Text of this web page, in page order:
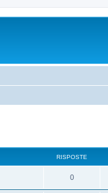
RISPOSTE
0